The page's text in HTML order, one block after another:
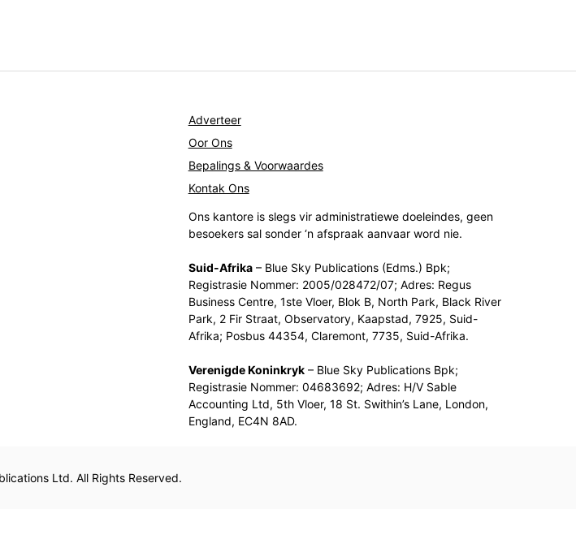
Adverteer
Oor Ons
Bepalings & Voorwaardes
Kontak Ons
Ons kantore is slegs vir administratiewe doeleindes, geen
besoekers sal sonder ‘n afspraak aanvaar word nie.
Suid-Afrika– Blue Sky Publications (Edms.) Bpk;
Registrasie Nommer: 2005/028472/07; Adres: Regus
Business Centre, 1ste Vloer, Blok B, North Park, Black River
Park, 2 Fir Straat, Observatory, Kaapstad, 7925, Suid-
Afrika; Posbus 44354, Claremont, 7735, Suid-Afrika.
Verenigde Koninkryk– Blue Sky Publications Bpk;
Registrasie Nommer: 04683692; Adres: H/V Sable
Accounting Ltd, 5th Vloer, 18 St. Swithin’s Lane, London,
England, EC4N 8AD.
Ltd. All Rights Reserved.